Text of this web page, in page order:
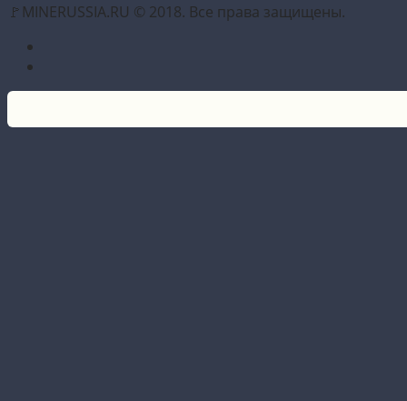
🚩MINERUSSIA.RU © 2018. Все права защищены.